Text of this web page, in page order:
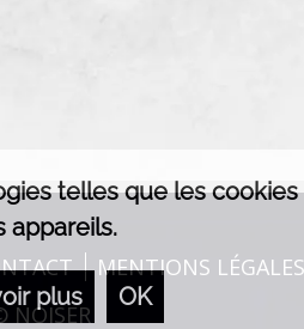
MENTIONS LÉGALES
NOISER
telles que les
appareils.
plus OK